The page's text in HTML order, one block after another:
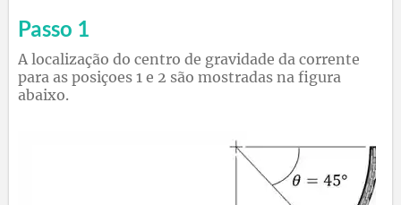
Passo 1
A localização do centro de gravidade da corrente
para as posiçoes 1 e 2 são mostradas na figura
abaixo.